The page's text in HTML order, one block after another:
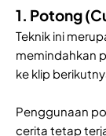
1. Potong
Teknik ini
memindahkan
ke klip
Penggunaan
cerita tetap